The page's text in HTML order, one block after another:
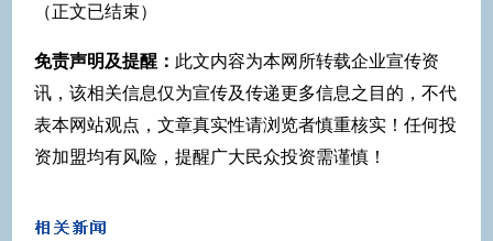
（正文已结束）
免责声明及提醒： 此文内容为本网所转载企业宣传资
讯，该相关信息仅为宣传及传递更多信息之目的，不代
表本网站观点，文章真实性请浏览者慎重核实！任何投
资加盟均有风险，提醒广大民众投资需谨慎！